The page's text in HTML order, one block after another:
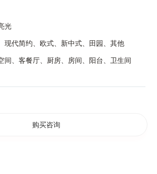
光
现代简约、欧式、新中式、田园、其他
间、客餐厅、厨房、房间、阳台、卫生间
购买咨询